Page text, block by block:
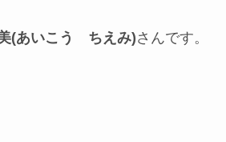
(あいこう ちえみ)さんです。